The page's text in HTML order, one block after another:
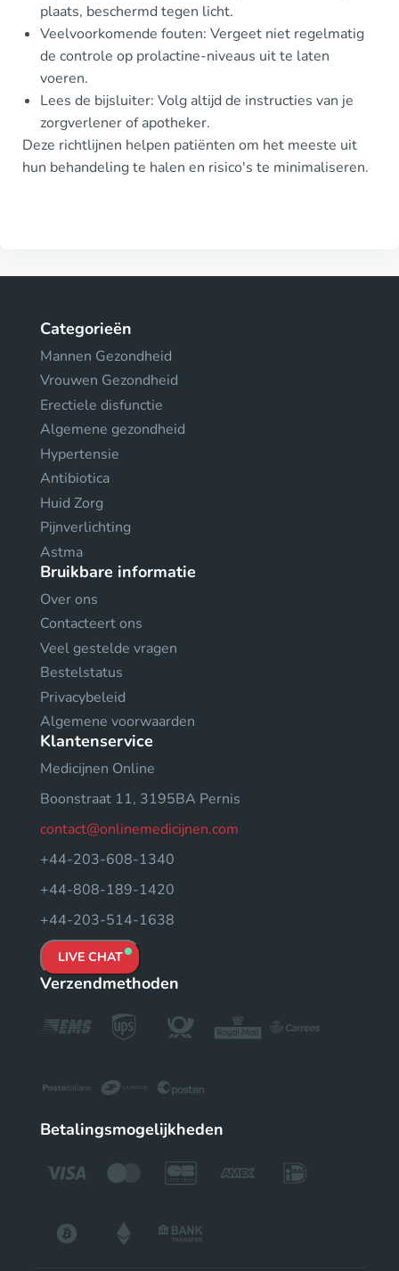
plaats, beschermd tegen licht.
Veelvoorkomende fouten: Vergeet niet regelmatig
de controle op prolactine-niveaus uit te laten
voeren.
Lees de bijsluiter: Volg altijd de instructies van je
zorgverlener of apotheker.
Deze richtlijnen helpen patiënten om het meeste uit
hun behandeling te halen en risico's te minimaliseren.
Categorieën
Mannen Gezondheid
Vrouwen Gezondheid
Erectiele disfunctie
Algemene gezondheid
Hypertensie
Antibiotica
Huid Zorg
Pijnverlichting
Astma
Bruikbare informatie
Over ons
Contacteert ons
Veel gestelde vragen
Bestelstatus
Privacybeleid
Algemene voorwaarden
Klantenservice
Medicijnen Online
Boonstraat 11, 3195BA Pernis
contact@onlinemedicijnen.com
+44-203-608-1340
+44-808-189-1420
+44-203-514-1638
LIVE CHAT
Verzendmethoden
Betalingsmogelijkheden